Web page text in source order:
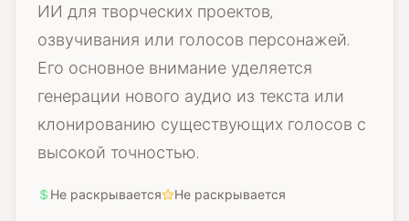
ИИ для творческих проектов,
озвучивания или голосов персонажей.
Его основное внимание уделяется
генерации нового аудио из текста или
клонированию существующих голосов с
высокой точностью.
Не раскрывается Не раскрывается